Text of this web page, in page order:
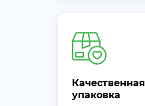
Качественная
упаковка